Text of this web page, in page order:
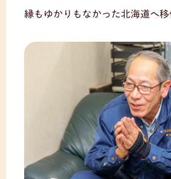
縁もゆかりもなかった北海道へ移